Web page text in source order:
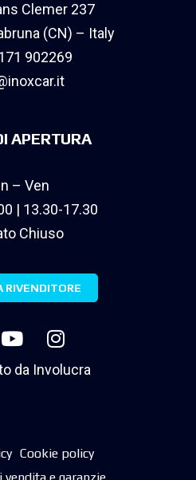
Clemer 237
(CN) – Italy
902269
APERTURA
– Ven
| 13.30-17.30
Chiuso
RIVENDITORE
da Involucra
Cookie policy